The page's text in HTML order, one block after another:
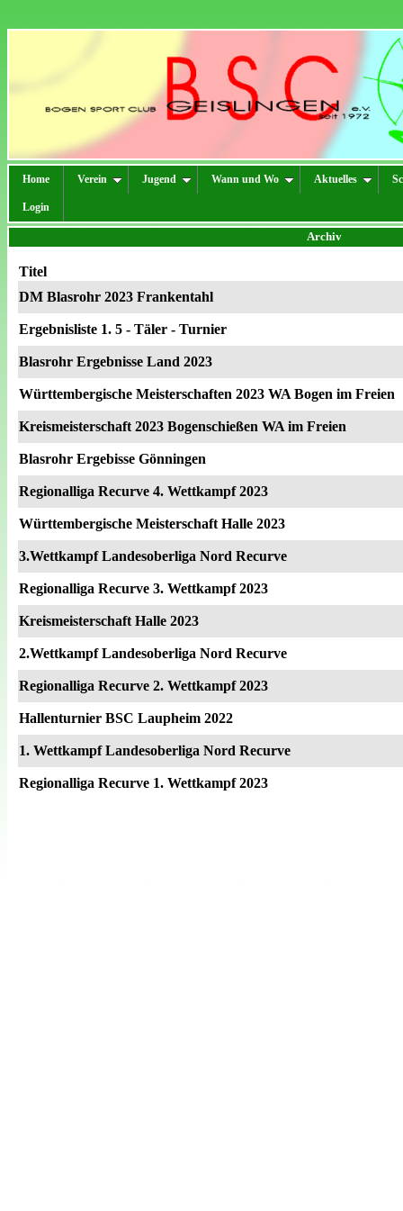
Home Verein Jugend Wann und Wo Aktuelles
Login
Archiv
Titel
DM Blasrohr 2023 Frankentahl
Ergebnisliste 1. 5 - Täler - Turnier
Blasrohr Ergebnisse Land 2023
Württembergische Meisterschaften 2023 WA Bogen im Freien
Kreismeisterschaft 2023 Bogenschießen WA im Freien
Blasrohr Ergebisse Gönningen
Regionalliga Recurve 4. Wettkampf 2023
Württembergische Meisterschaft Halle 2023
3.Wettkampf Landesoberliga Nord Recurve
Regionalliga Recurve 3. Wettkampf 2023
Kreismeisterschaft Halle 2023
2.Wettkampf Landesoberliga Nord Recurve
Regionalliga Recurve 2. Wettkampf 2023
Hallenturnier BSC Laupheim 2022
1. Wettkampf Landesoberliga Nord Recurve
Regionalliga Recurve 1. Wettkampf 2023